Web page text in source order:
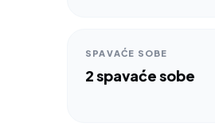
SPAVAĆE SOBE
2 spavaće sobe